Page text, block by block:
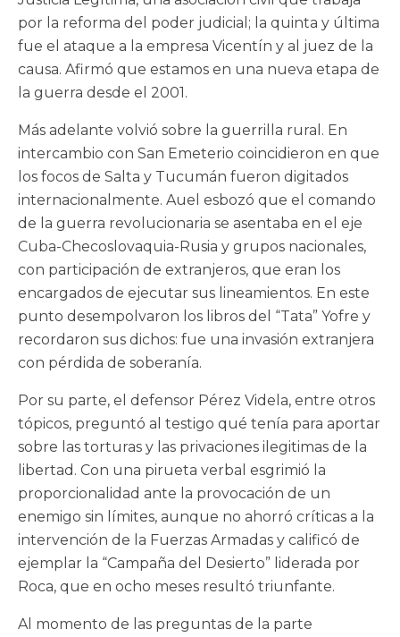
por la reforma del poder judicial; la quinta y última
fue el ataque a la empresa Vicentín y al juez de la
causa. Afirmó que estamos en una nueva etapa de
la guerra desde el 2001.
Más adelante volvió sobre la guerrilla rural. En
intercambio con San Emeterio coincidieron en que
los focos de Salta y Tucumán fueron digitados
internacionalmente. Auel esbozó que el comando
de la guerra revolucionaria se asentaba en el eje
Cuba-Checoslovaquia-Rusia y grupos nacionales,
con participación de extranjeros, que eran los
encargados de ejecutar sus lineamientos. En este
punto desempolvaron los libros del “Tata” Yofre y
recordaron sus dichos: fue una invasión extranjera
con pérdida de soberanía.
Por su parte, el defensor Pérez Videla, entre otros
tópicos, preguntó al testigo qué tenía para aportar
sobre las torturas y las privaciones ilegitimas de la
libertad. Con una pirueta verbal esgrimió la
proporcionalidad ante la provocación de un
enemigo sin límites, aunque no ahorró críticas a la
intervención de la Fuerzas Armadas y calificó de
ejemplar la “Campaña del Desierto” liderada por
Roca, que en ocho meses resultó triunfante.
Al momento de las preguntas de la parte